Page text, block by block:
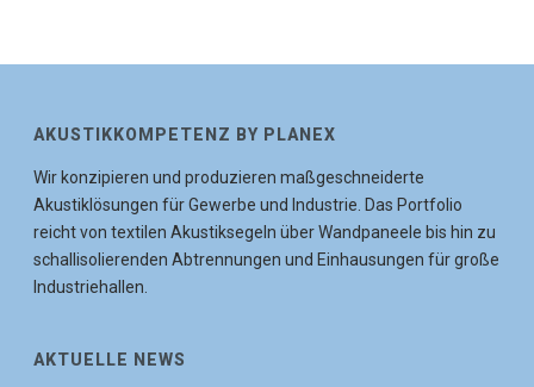
AKUSTIKKOMPETENZ BY PLANEX
Wir konzipieren und produzieren maßgeschneiderte
Akustiklösungen für Gewerbe und Industrie. Das Portfolio
reicht von textilen Akustiksegeln über Wandpaneele bis hin zu
schallisolierenden Abtrennungen und Einhausungen für große
Industriehallen.
AKTUELLE NEWS